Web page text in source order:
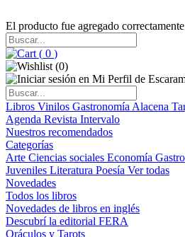
El producto fue agregado correctamente
( 0 )
(0)
Libros Vinilos Gastronomía Alacena
Agenda Revista Intervalo
Nuestros recomendados
Categorías
Arte Ciencias sociales Economía
Juveniles Literatura Poesía Ver todas
Novedades
Todos los libros
Novedades de libros en inglés
Descubrí la editorial FERA
Oráculos y Tarots